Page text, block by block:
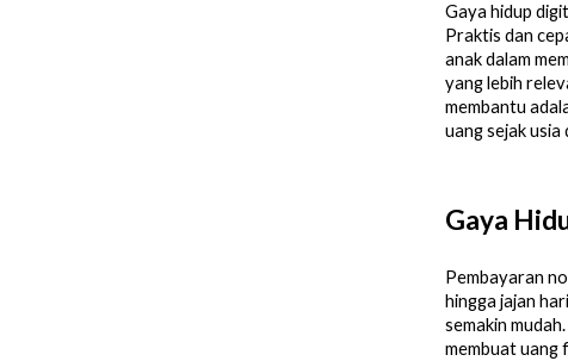
Gaya hidup
Praktis dan
anak dalam
yang lebih
membantu
uang sejak usia
Gaya
Pembayaran
hingga jajan
semakin
membuat uang